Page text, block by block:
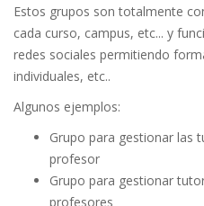
Estos grupos son totalmente
cada curso, campus, etc... y
redes sociales permitiendo
individuales, etc..
Algunos ejemplos:
Grupo para gestionar las
profesor
Grupo para gestionar
profesores